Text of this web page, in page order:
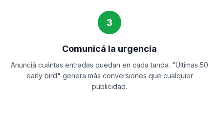
3
Comunicá la urgencia
Anunciá cuántas entradas quedan en cada tanda. "Últimas 50
early bird" genera más conversiones que cualquier
publicidad.